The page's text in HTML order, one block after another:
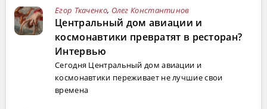
Егор Ткаченко, Олег Константинов
Центральный дом авиации и
космонавтики превратят в ресторан?
Интервью
Сегодня Центральный дом авиации и
космонавтики переживает не лучшие свои
времена